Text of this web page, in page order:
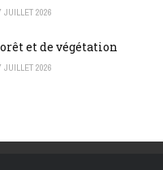
JUILLET 2026
et de végétation
JUILLET 2026